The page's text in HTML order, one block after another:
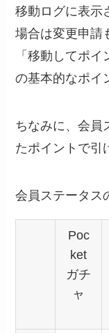
移動ログに表示
場合は変更申請
「移動してポ
の基本的なポイ
ちなみに、会員
たポイントで引
会員ステータス
Poc
ket
ガチ
ャ